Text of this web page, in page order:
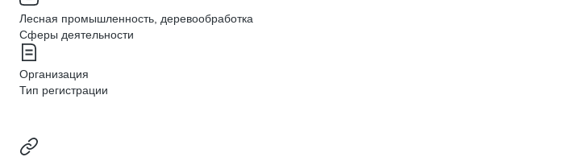
Лесная промышленность, деревообработка
Сферы деятельности
Организация
Тип регистрации